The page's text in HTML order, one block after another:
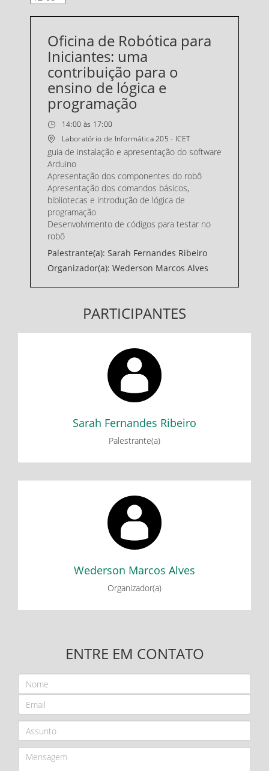
Oficina de Robótica para
Iniciantes: uma
contribuição para o
ensino de lógica e
programação
14:00 às 17:00
Laboratório de Informática 205 - ICET
guia de instalação e apresentação do software
Arduino
Apresentação dos componentes do robô
Apresentação dos comandos básicos,
bibliotecas e introdução de lógica de
programação
Desenvolvimento de códigos para testar no
robô
Palestrante(a): Sarah Fernandes Ribeiro
Organizador(a): Wederson Marcos Alves
PARTICIPANTES
Sarah Fernandes Ribeiro
Palestrante(a)
Sarah Fernandes Ribeiro
Oficina de Robótica para Iniciantes: uma contribuição para
o ensino de lógica e programação
Wederson Marcos Alves
Organizador(a)
Wederson Marcos Alves
Oficina de Robótica para Iniciantes: uma contribuição para
o ensino de lógica e programação
ENTRE EM CONTATO